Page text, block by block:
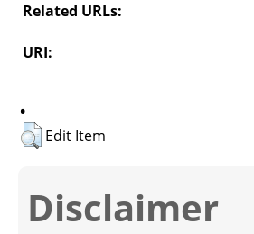
Related URLs:
URI:
.
Edit Item
Disclaimer